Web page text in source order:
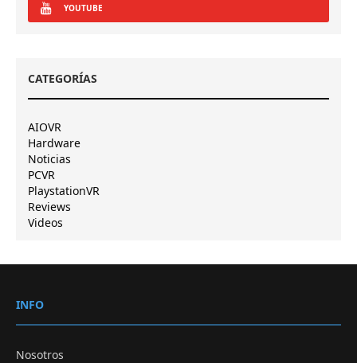
YOUTUBE
CATEGORÍAS
AIOVR
Hardware
Noticias
PCVR
PlaystationVR
Reviews
Videos
INFO
Nosotros